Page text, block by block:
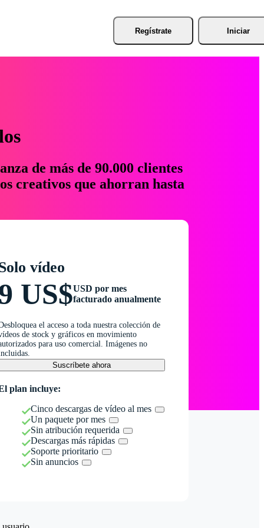
Regístrate Iniciar
de más de 90.000 clientes
creativos que ahorran hasta
vídeo
US$USD por mes
facturado anualmente
el acceso a toda nuestra colección de
de stock y gráficos en movimiento
para uso comercial. Imágenes no
Suscríbete ahora
plan incluye:
Cinco descargas de vídeo al mes
Un paquete por mes
Sin atribución requerida
Descargas más rápidas
Soporte prioritario
Sin anuncios